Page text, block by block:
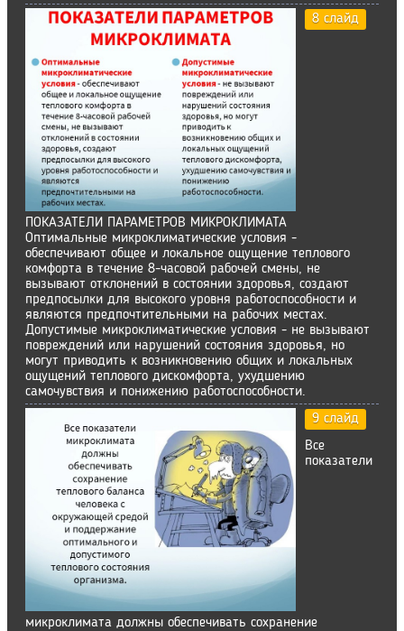
8 слайд
ПОКАЗАТЕЛИ ПАРАМЕТРОВ МИКРОКЛИМАТА
Оптимальные микроклиматические условия -
обеспечивают общее и локальное ощущение теплового
комфорта в течение 8-часовой рабочей смены, не
вызывают отклонений в состоянии здоровья, создают
предпосылки для высокого уровня работоспособности и
являются предпочтительными на рабочих местах.
Допустимые микроклиматические условия - не вызывают
повреждений или нарушений состояния здоровья, но
могут приводить к возникновению общих и локальных
ощущений теплового дискомфорта, ухудшению
самочувствия и понижению работоспособности.
9 слайд
Все
показатели
микроклимата должны обеспечивать сохранение